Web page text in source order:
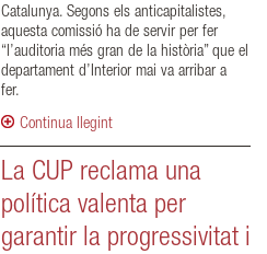
Catalunya. Segons els anticapitalistes,
aquesta comissió ha de servir per fer
“l’auditoria més gran de la història” que el
departament d’Interior mai va arribar a
fer.
Continua llegint
La CUP reclama una
política valenta per
garantir la progressivitat i